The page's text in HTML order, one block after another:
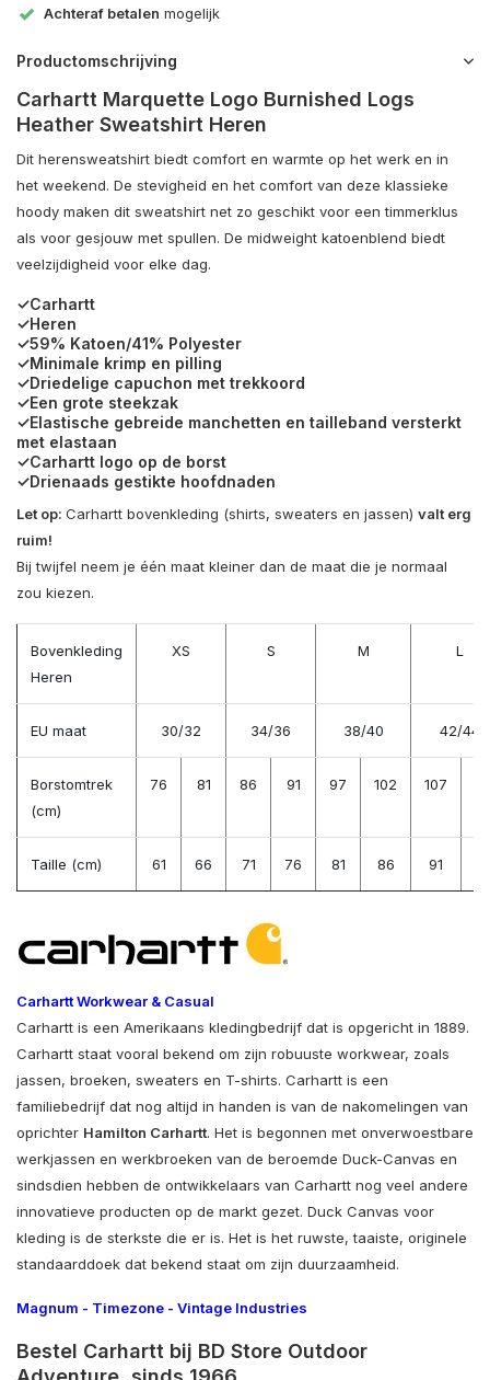
Achteraf betalen mogelijk
Productomschrijving
Carhartt Marquette Logo Burnished Logs
Heather Sweatshirt Heren
Dit herensweatshirt biedt comfort en warmte op het werk en in
het weekend. De stevigheid en het comfort van deze klassieke
hoody maken dit sweatshirt net zo geschikt voor een timmerklus
als voor gesjouw met spullen. De midweight katoenblend biedt
veelzijdigheid voor elke dag.
✓Carhartt
✓Heren
✓59% Katoen/41% Polyester
✓Minimale krimp en pilling
✓Driedelige capuchon met trekkoord
✓Een grote steekzak
✓Elastische gebreide manchetten en tailleband versterkt
met elastaan
✓Carhartt logo op de borst
✓Drienaads gestikte hoofdnaden
Let op: Carhartt bovenkleding (shirts, sweaters en jassen) valt erg
ruim!
Bij twijfel neem je één maat kleiner dan de maat die je normaal
zou kiezen.
Bovenkleding
Heren
XS S M L
EU maat 30/32 34/36 38/40 42/44
Borstomtrek
(cm)
76 81 86 91 97 102 107
Taille (cm) 61 66 71 76 81 86 91
Carhartt Workwear & Casual
Carhartt is een Amerikaans kledingbedrijf dat is opgericht in 1889.
Carhartt staat vooral bekend om zijn robuuste workwear, zoals
jassen, broeken, sweaters en T-shirts. Carhartt is een
familiebedrijf dat nog altijd in handen is van de nakomelingen van
oprichter Hamilton Carhartt. Het is begonnen met onverwoestbare
werkjassen en werkbroeken van de beroemde Duck-Canvas en
sindsdien hebben de ontwikkelaars van Carhartt nog veel andere
innovatieve producten op de markt gezet. Duck Canvas voor
kleding is de sterkste die er is. Het is het ruwste, taaiste, originele
standaarddoek dat bekend staat om zijn duurzaamheid.
Magnum - Timezone - Vintage Industries
Bestel Carhartt bij BD Store Outdoor